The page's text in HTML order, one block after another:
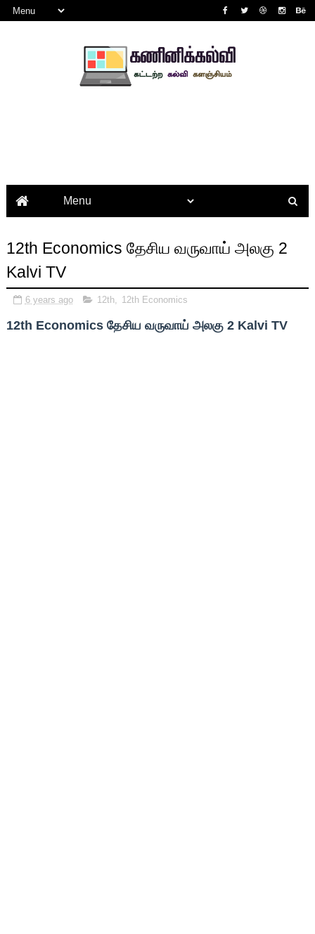
12th Economics தேசிய வருவாய் அலகு 2
Kalvi TV
6 years ago 12th, 12th Economics
12th Economics தேசிய வருவாய் அலகு 2 Kalvi TV